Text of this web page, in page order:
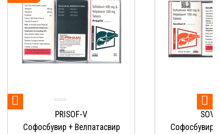
SOVIHET-V
Софосбувир + Велпатасвир
Софосбувир
 